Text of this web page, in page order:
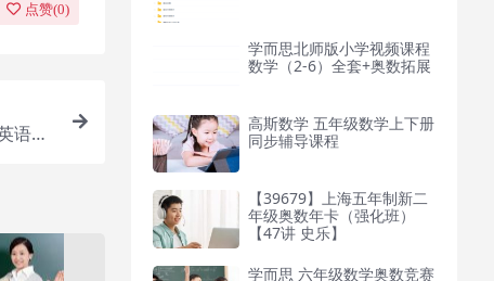
点赞(0)
语年
学而思北师版小学视频课程
数学（2-6）全套+奥数拓展
高斯数学 五年级数学上下册
同步辅导课程
【39679】上海五年制新二
年级奥数年卡（强化班）
【47讲 史乐】
学而思 六年级数学奥数竞赛